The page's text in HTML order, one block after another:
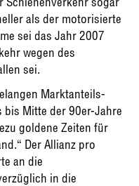
als der motorisierte
sei das Jahr 2007
wegen des
sei.
Marktanteils-
bis Mitte der 90er-Jahre
goldene Zeiten für
Der Allianz pro
an die
in die